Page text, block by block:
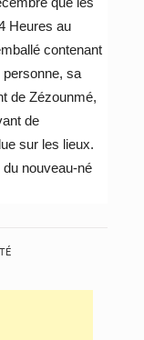
Heures au
contenant
personne, sa
de Zézounmé,
de
sur les lieux.
nouveau-né